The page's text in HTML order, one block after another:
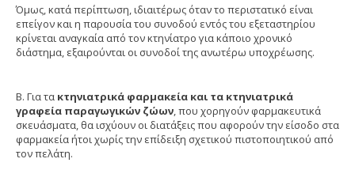
Όμως, κατά περίπτωση, ιδιαιτέρως όταν το περιστατικό είναι
επείγον και η παρουσία του συνοδού εντός του εξεταστηρίου
κρίνεται αναγκαία από τον κτηνίατρο για κάποιο χρονικό
διάστημα, εξαιρούνται οι συνοδοί της ανωτέρω υποχρέωσης.
Β. Για τα κτηνιατρικά φαρμακεία και τα κτηνιατρικά
γραφεία παραγωγικών ζώων, που χορηγούν φαρμακευτικά
σκευάσματα, θα ισχύουν οι διατάξεις που αφορούν την είσοδο στα
φαρμακεία ήτοι χωρίς την επίδειξη σχετικού πιστοποιητικού από
τον πελάτη.